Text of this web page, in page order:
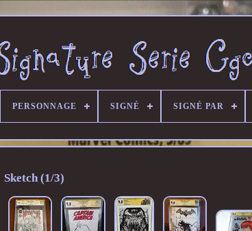
PERSONNAGE SIGNÉ SIGNÉ PAR
Sketch (1/3)